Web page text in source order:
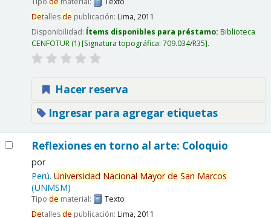
Detalles de publicación: Lima,2011
Disponibilidad: Ítems disponibles para préstamo: Biblioteca
CENFOTUR(1) Signatura topográfica: 709.034/R35 .
Hacer reserva
Ingresar para agregar etiquetas
Reflexiones en torno al arte: Coloquio
por
Perú. Universidad Nacional Mayor de San Marcos
(UNMSM)
Tipo de material:
Texto
Detalles de publicación: Lima,2011